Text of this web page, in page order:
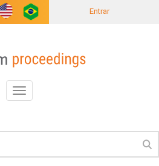
Entrar
Toggle
navigation